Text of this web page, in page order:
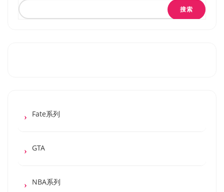
搜索
Fate系列
GTA
NBA系列